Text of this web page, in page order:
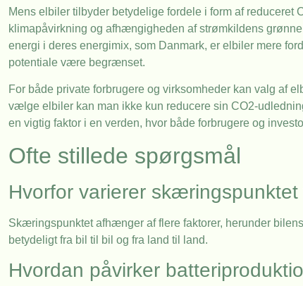
Mens elbiler tilbyder betydelige fordele i form af
klimapåvirkning og afhængigheden af strømkildens
energi i deres energimix, som Danmark, er elbiler mere
potentiale være begrænset.
For både private forbrugere og virksomheder kan valg af
vælge elbiler kan man ikke kun reducere sin CO2-
en vigtig faktor i en verden, hvor både forbrugere og
Ofte stillede spørgsmål
Hvorfor varierer
Skæringspunktet afhænger af flere faktorer, herunder
betydeligt fra bil til bil og fra land til land.
Hvordan påvirker